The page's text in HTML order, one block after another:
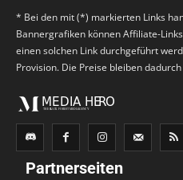
* Bei den mit (*) markierten Links
Bannergrafiken können Affiliate-
einen solchen Link durchgeführt
Provision. Die Preise bleiben
Partnerseiten